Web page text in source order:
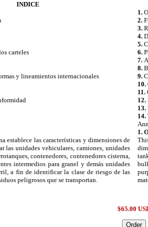
INDICE
1.
2.
3.
4.
5.
carteles 6.
7.
8.
y lineamientos internacionales 9.
10.
11.
12.
13.
14.
1.
establece las características y dimensiones de
las unidades vehiculares, camiones, unidades
contenedores, contenedores cisterna,
intermedios para granel y demás unidades
a fin de identificar la clase de riesgo de las
peligrosos que se transportan.
$65.00